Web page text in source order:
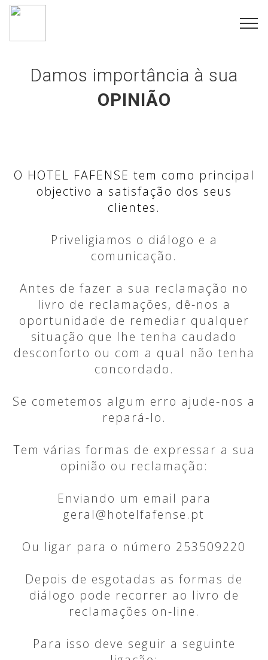
Damos importância à sua
OPINIÃO
O HOTEL FAFENSE tem como principal
objectivo a satisfação dos seus
clientes.
Priveligiamos o diálogo e a
comunicação.
Antes de fazer a sua reclamação no
livro de reclamações, dê-nos a
oportunidade de remediar qualquer
situação que lhe tenha caudado
desconforto ou com a qual não tenha
concordado.
Se cometemos algum erro ajude-nos a
repará-lo.
Tem várias formas de expressar a sua
opinião ou reclamação:
Enviando um email para
geral@hotelfafense.pt
Ou ligar para o número 253509220
Depois de esgotadas as formas de
diálogo pode recorrer ao livro de
reclamações on-line.
Para isso deve seguir a seguinte